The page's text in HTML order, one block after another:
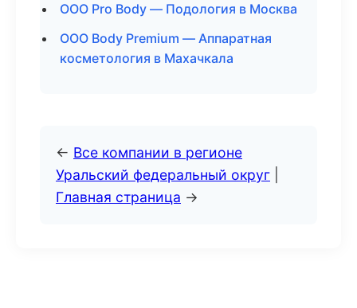
ООО Pro Body — Подология в Москва
ООО Body Premium — Аппаратная
косметология в Махачкала
← Все компании в регионе
Уральский федеральный округ
Главная страница →